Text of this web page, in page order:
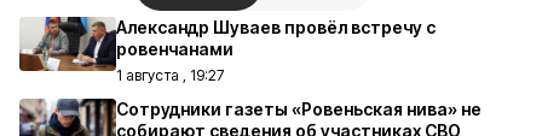
Александр Шуваев провёл встречу с
ровенчанами
1 августа , 19:27
Сотрудники газеты «Ровеньская нива» не
собирают сведения об участниках СВО